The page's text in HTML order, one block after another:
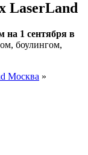
LaserLand
на 1 сентября в
боулингом,
Москва »